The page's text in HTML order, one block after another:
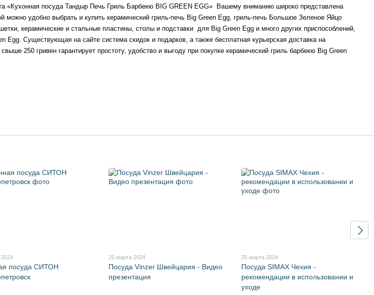
«Кухонная посуда Тандыр Печь Гриль Барбекю BIG GREEN EGG» Вашему вниманию широко представлена
удобно выбрать и купить керамический гриль-печь Big Green Egg, гриль-печь Большое Зеленое Яйцо
керамические и стальные пластины, столы и подставки для Big Green Egg и много других приспособлений,
Egg. Существующая на сайте система скидок и подарков, а также бесплатная курьерская доставка на
250 гривен гарантирует простоту, удобство и выгоду при покупке керамический гриль барбекю Big Green
посуда СИТОН
25 марта 2024
Посуда Vinzer Швейцария - Видео
презентация
25 марта 2024
Посуда SIMAX Чехия -
рекомендации в использовании и
уходе